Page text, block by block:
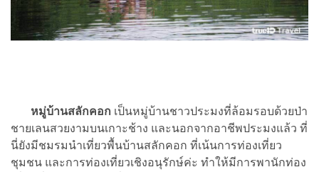
หมู่บ้านสลักคอก เป็นหมู่บ้านชาวประมงที่ล้อมรอบด้วยป่า
ชายเลนสวยงามบนเกาะช้าง และนอกจากอาชีพประมงแล้ว ที่
นี่ยังมีชมรมนำเที่ยวพื้นบ้านสลักคอก ที่เน้นการท่องเที่ยว
ชุมชน และการท่องเที่ยวเชิงอนุรักษ์ค่ะ ทำให้มีการพานักท่อง